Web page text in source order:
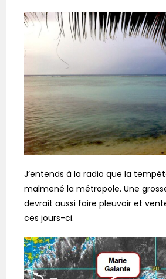
J’entends à la radio que la
malmené la métropole. Une
devrait aussi faire pleuvoir et
ces jours-ci.